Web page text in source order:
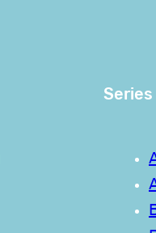
Series